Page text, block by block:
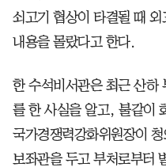
쇠고기 협상이 타결될 때
내용을 몰랐다고 한다.
한 수석비서관은 최근 산하
를 한 사실을 알고, 불같이
국가경쟁력강화위원장이
보좌관을 두고 부처로부터